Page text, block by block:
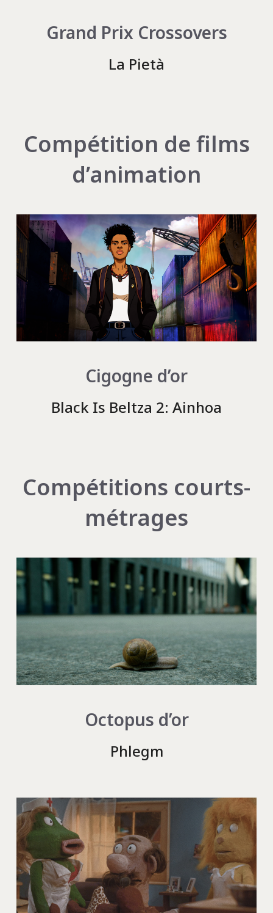
Grand Prix Crossovers
La Pietà
Compétition de films
d’animation
Cigogne d’or
Black Is Beltza 2: Ainhoa
Compétitions courts-
métrages
Octopus d’or
Phlegm